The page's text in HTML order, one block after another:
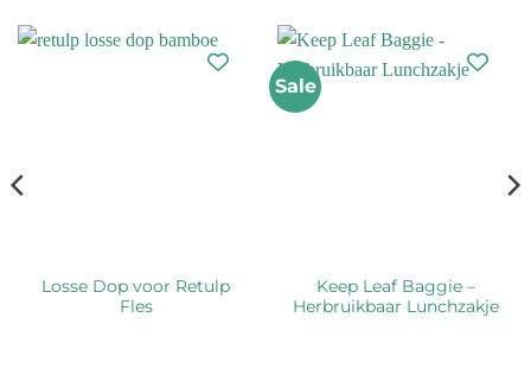
Losse Dop voor Retulp
Fles
Sale
Keep Leaf Baggie –
Herbruikbaar Lunchzakje